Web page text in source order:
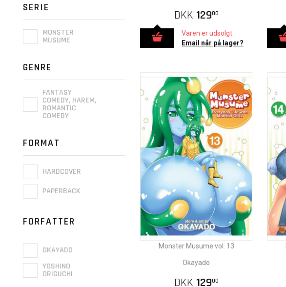
SERIE
MONSTER
MUSUME
GENRE
FANTASY
COMEDY, HAREM,
ROMANTIC
COMEDY
FORMAT
HARDCOVER
PAPERBACK
FORFATTER
OKAYADO
YOSHINO
ORIGUCHI
DKK 12900
Varen er udsolgt.
Email når på lager?
Monster Musume vol. 13
Okayado
DKK 12900